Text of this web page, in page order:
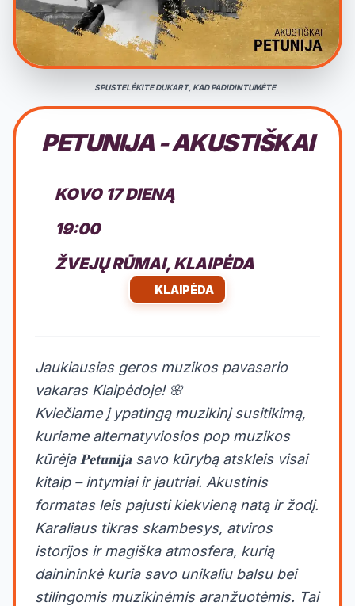
SPUSTELĖKITE DUKART, KAD PADIDINTUMĖTE
PETUNIJA - AKUSTIŠKAI
KOVO 17 DIENĄ
19:00
ŽVEJŲ RŪMAI, KLAIPĖDA
KLAIPĖDA
Jaukiausias geros muzikos pavasario
vakaras Klaipėdoje! 🌸
Kviečiame į ypatingą muzikinį susitikimą,
kuriame alternatyviosios pop muzikos
kūrėja 𝐏𝐞𝐭𝐮𝐧𝐢𝐣𝐚 savo kūrybą atskleis visai
kitaip – intymiai ir jautriai. Akustinis
formatas leis pajusti kiekvieną natą ir žodį.
Karaliaus tikras skambesys, atviros
istorijos ir magiška atmosfera, kurią
dainininkė kuria savo unikaliu balsu bei
stilingomis muzikinėmis aranžuotėmis. Tai